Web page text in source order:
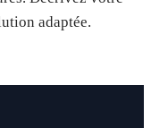
adaptée.